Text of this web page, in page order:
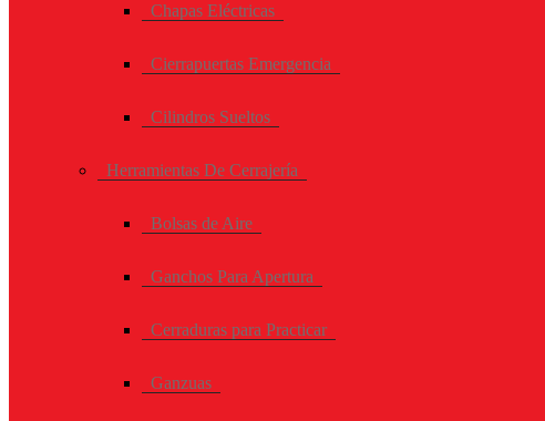
Chapas Eléctricas
Cierrapuertas Emergencia
Cilindros Sueltos
Herramientas De Cerrajería
Bolsas de Aire
Ganchos Para Apertura
Cerraduras para Practicar
Ganzuas